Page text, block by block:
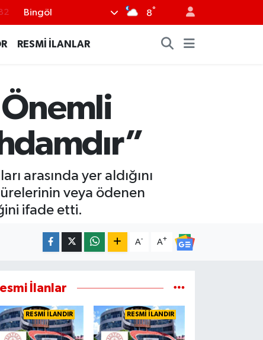
%0
Bingöl 8°
RESMİ İLANLAR
arasında yer aldığını
veya ödenen
ifade etti.
A- A+
İlanlar
RESMİ İLANDIR RESMİ İLANDIR